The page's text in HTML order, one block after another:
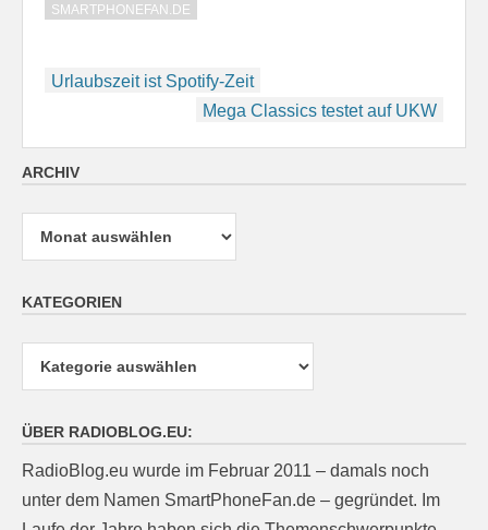
SMARTPHONEFAN.DE
Beitragsnavigation
Urlaubszeit ist Spotify-Zeit
Mega Classics testet auf UKW
ARCHIV
Archiv
KATEGORIEN
ÜBER RADIOBLOG.EU:
RadioBlog.eu wurde im Februar 2011 – damals noch
unter dem Namen SmartPhoneFan.de – gegründet. Im